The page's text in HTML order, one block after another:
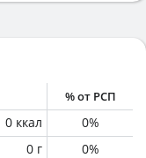
% от РСП
0 ккал 0%
0 г 0%